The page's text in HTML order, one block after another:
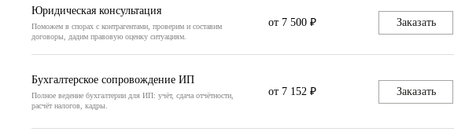
Юридическая консультация
Поможем в спорах с контрагентами, проверим и составим
договоры, дадим правовую оценку ситуациям.
от 7 500 ₽ Заказать
Бухгалтерское сопровождение ИП
Полное ведение бухгалтерии для ИП: учёт, сдача отчётности,
расчёт налогов, кадры.
от 7 152 ₽ Заказать